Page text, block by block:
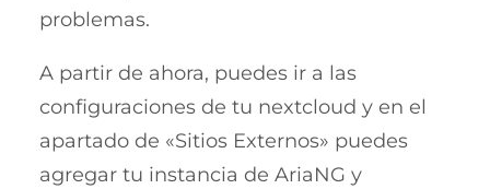
problemas.
A partir de ahora, puedes ir a las
configuraciones de tu nextcloud y en el
apartado de «Sitios Externos» puedes
agregar tu instancia de AriaNG y